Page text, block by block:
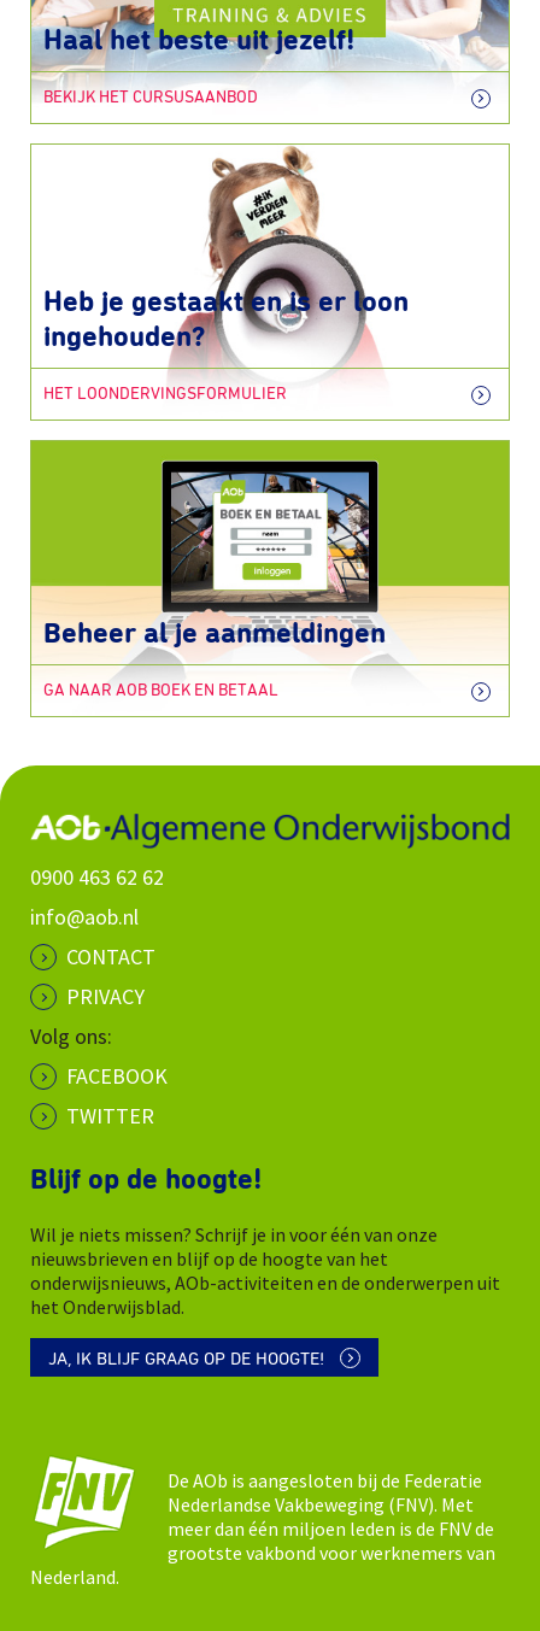
Haal het beste uit jezelf!
BEKIJK HET CURSUSAANBOD
Heb je gestaakt en is er loon
ingehouden?
HET LOONDERVINGSFORMULIER
Beheer al je aanmeldingen
GA NAAR AOB BOEK EN BETAAL
0900 463 62 62
info@aob.nl
CONTACT
PRIVACY
Volg ons:
FACEBOOK
TWITTER
Blijf op de hoogte!
Wil je niets missen? Schrijf je in voor één van onze
nieuwsbrieven en blijf op de hoogte van het
onderwijsnieuws, AOb-activiteiten en de onderwerpen uit
het Onderwijsblad.
JA, IK BLIJF GRAAG OP DE HOOGTE!
De AOb is aangesloten bij de Federatie
Nederlandse Vakbeweging (FNV). Met
meer dan één miljoen leden is de FNV de
grootste vakbond voor werknemers van
Nederland.